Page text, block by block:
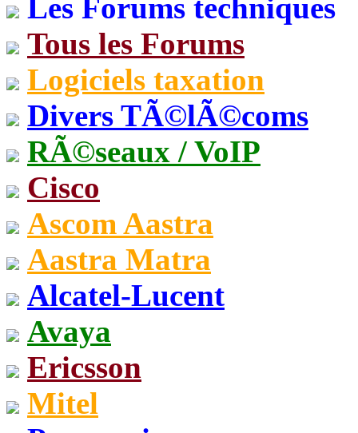
Les Forums techniques
Tous les Forums
Logiciels taxation
Divers TÃ©lÃ©coms
RÃ©seaux / VoIP
Cisco
Ascom Aastra
Aastra Matra
Alcatel-Lucent
Avaya
Ericsson
Mitel